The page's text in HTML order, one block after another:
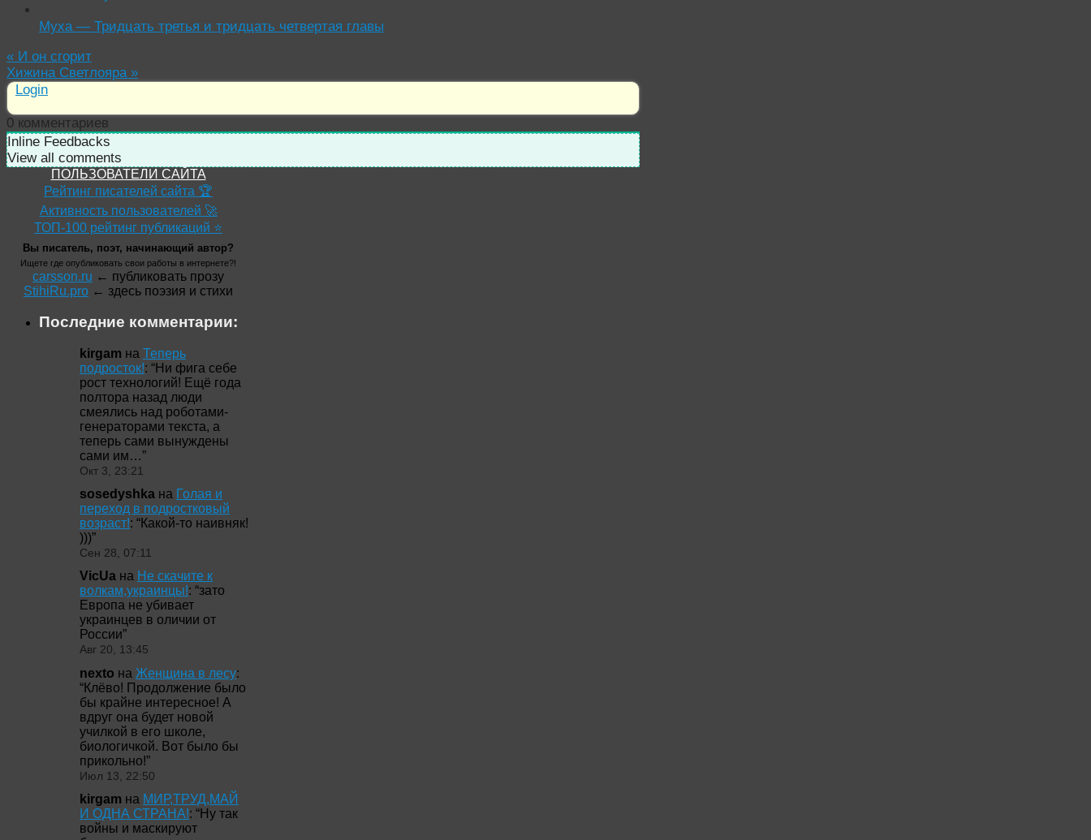
Муха — Тридцать третья и тридцать четвертая главы
« И он сгорит
Хижина Светлояра »
Login
0 комментариев
Inline Feedbacks
View all comments
ПОЛЬЗОВАТЕЛИ САЙТА
Рейтинг писателей сайта 🏆
Активность пользователей 🚀
ТОП-100 рейтинг публикаций ⭐
Вы писатель, поэт, начинающий автор?
Ищете где опубликовать свои работы в интернете?!
carsson.ru ← публиковать прозу
StihiRu.pro ← здесь поэзия и стихи
Последние комментарии:
kirgam на Теперь
подросток!: “Ни фига себе
рост технологий! Ещё года
полтора назад люди
смеялись над роботами-
генераторами текста, а
теперь сами вынуждены
сами им…”
Окт 3, 23:21
sosedyshka на Голая и
переход в подростковый
возраст!: “Какой-то наивняк!
)))”
Сен 28, 07:11
VicUa на Не скачите к
волкам,украинцы!: “зато
Европа не убивает
украинцев в оличии от
России”
Авг 20, 13:45
nexto на Женщина в лесу:
“Клёво! Продолжение было
бы крайне интересное! А
вдруг она будет новой
училкой в его школе,
биологичкой. Вот было бы
прикольно!”
Июл 13, 22:50
kirgam на МИР,ТРУД,МАЙ
И ОДНА СТРАНА!: “Ну так
войны и маскируют